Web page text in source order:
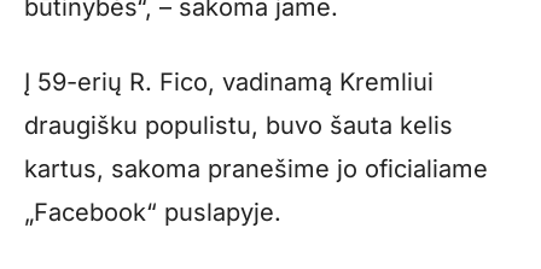
būtinybės“, – sakoma jame.
Į 59-erių R. Fico, vadinamą Kremliui
draugišku populistu, buvo šauta kelis
kartus, sakoma pranešime jo oficialiame
„Facebook“ puslapyje.